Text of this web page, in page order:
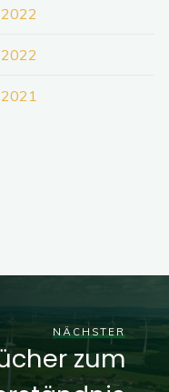
NÄCHSTER
zum